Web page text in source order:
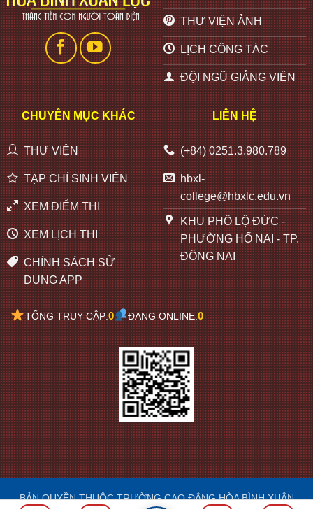
THƯ VIỆN ẢNH
LỊCH CÔNG TÁC
ĐỘI NGŨ GIẢNG VIÊN
CHUYÊN MỤC KHÁC
THƯ VIỆN
TẠP CHÍ SINH VIÊN
XEM ĐIỂM THI
XEM LỊCH THI
CHÍNH SÁCH SỬ
DỤNG APP
LIÊN HỆ
(+84) 0251.3.980.789
hbxl-
college@hbxlc.edu.vn
KHU PHỐ LỘ ĐỨC -
PHƯỜNG HỐ NAI - TP.
ĐỒNG NAI
TỔNG TRUY CẬP:0 ĐANG ONLINE:0
BẢN QUYỀN THUỘC TRƯỜNG CAO ĐẲNG HÒA BÌNH XUÂN